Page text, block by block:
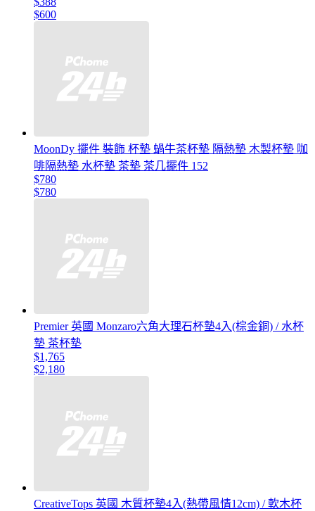
$600
MoonDy 擺件 裝飾 杯墊 蝸牛茶杯墊 隔熱墊 木製杯墊 咖
啡隔熱墊 水杯墊 茶墊 茶几擺件 152
$780
$780
Premier 英國 Monzaro六角大理石杯墊4入(棕金銅) / 水杯
墊 茶杯墊
$1,765
$2,180
CreativeTops 英國 木質杯墊4入(熱帶風情12cm) / 軟木杯